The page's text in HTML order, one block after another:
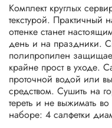
Комплект круглых
текстурой. Практичный
оттенке станет
день и на праздники.
полипропилен
крайне прост в уходе.
проточной водой или
средством. Сушить на
тереть и не выжимать
наборе: 4 салфетки